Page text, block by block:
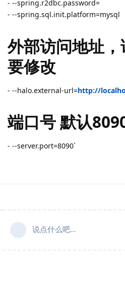
- --spring.r2dbc.password=
- --spring.sql.init.platform=mysql
外部访问地址
要修改
- --halo.external-url=http://
端口号 默认
- --server.port=8090`
说点什么吧...